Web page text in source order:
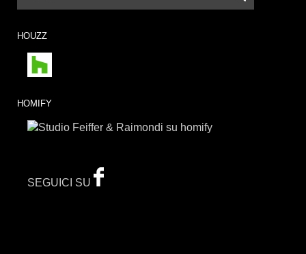
HOUZZ
HOMIFY
SEGUICI SU